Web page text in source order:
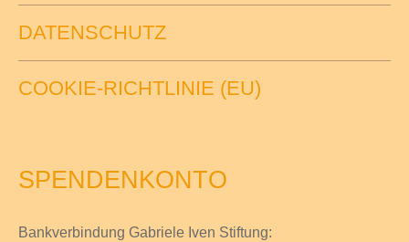
DATENSCHUTZ
COOKIE-RICHTLINIE (EU)
SPENDENKONTO
Bankverbindung Gabriele Iven Stiftung: